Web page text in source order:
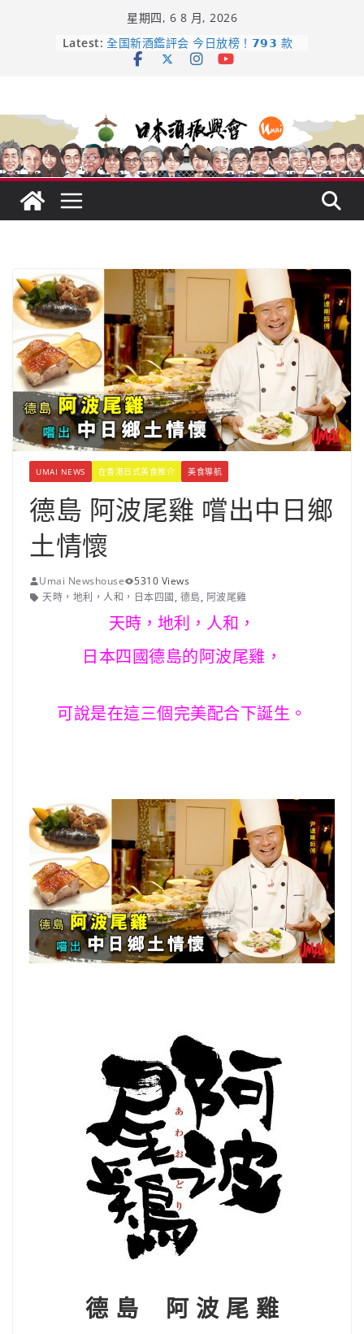
星期四, 6 8 月, 2026
Latest: 日本酒類地理標示 (GI) 認定一覽表
全国新酒鑑評会 今日放榜！𝟳𝟵𝟯 款
市場！梅乃宿上市背後的密碼
龜之井酒造：口說上手 – 山形純米大
吟釀的堅持與傳承 ～ くどき上手
UMAI NEWS 在香港日式美食推介 美食導航
德島 阿波尾雞 嚐出中日鄉
土情懷
Umai Newshouse
5310 Views
天時，地利，人和，日本四國, 德島, 阿波尾雞
天時，地利，人和，
日本四國德島的阿波尾雞，
可說是在這三個完美配合下誕生。
德 島 阿 波 尾 雞